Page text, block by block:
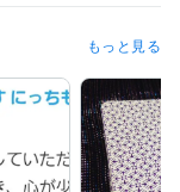
もっと見る